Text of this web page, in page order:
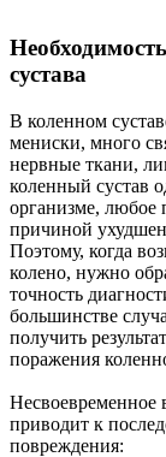
сустава
В коленном
мениски, много
нервные ткани,
коленный сустав
организме, любое
причиной
Поэтому, когда
колено, нужно
точность
большинстве
получить
поражения
Несвоевременное
приводит к
повреждения: